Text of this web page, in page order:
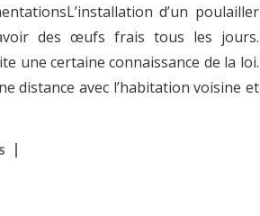
d’un poulailler
des œufs frais tous les jours.
une certaine connaissance de la loi.
distance avec l’habitation voisine et